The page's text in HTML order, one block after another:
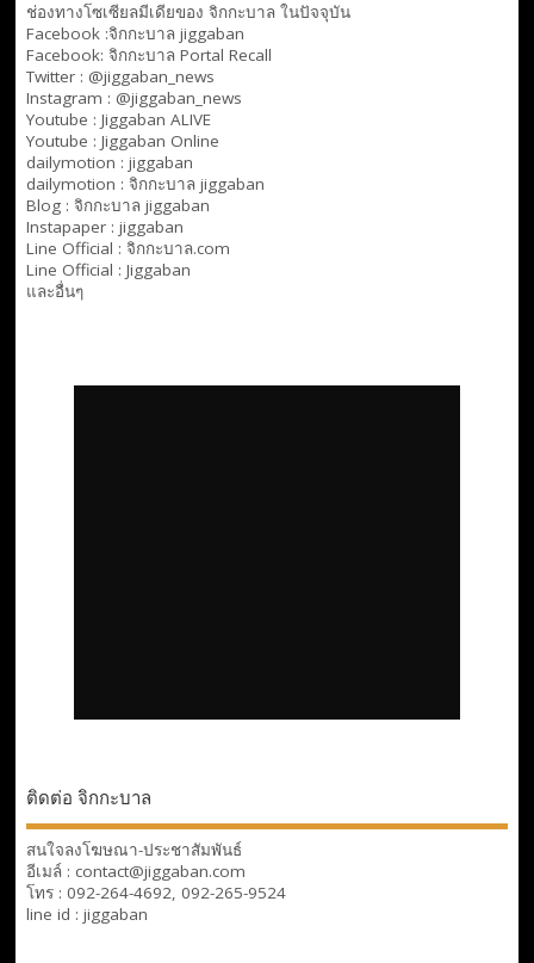
ช่องทางโซเซียลมีเดียของ จิกกะบาล ในปัจจุบัน
Facebook :จิกกะบาล jiggaban
Facebook: จิกกะบาล Portal Recall
Twitter : @jiggaban_news
Instagram : @jiggaban_news
Youtube : Jiggaban ALIVE
Youtube : Jiggaban Online
dailymotion : jiggaban
dailymotion : จิกกะบาล jiggaban
Blog : จิกกะบาล jiggaban
Instapaper : jiggaban
Line Official : จิกกะบาล.com
Line Official : Jiggaban
และอื่นๆ
ติดต่อ จิกกะบาล
สนใจลงโฆษณา-ประชาสัมพันธ์
อีเมล์ : contact@jiggaban.com
โทร : 092-264-4692, 092-265-9524
line id : jiggaban